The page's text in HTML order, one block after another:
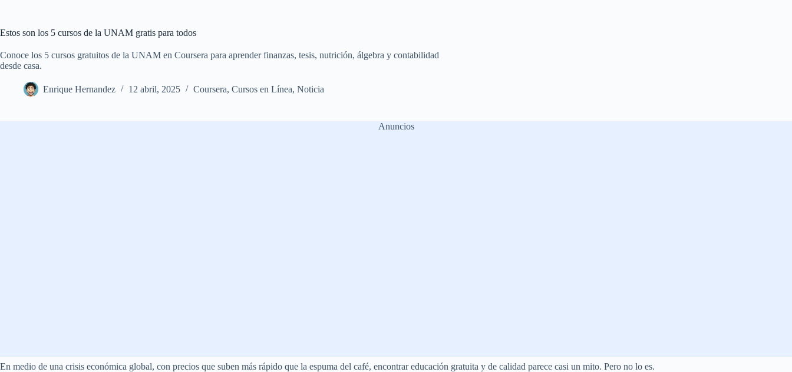
Estos son los 5 cursos de la UNAM gratis para todos
Conoce los 5 cursos gratuitos de la UNAM en Coursera para aprender finanzas, tesis, nutrición, álgebra y contabilidad
desde casa.
Enrique Hernandez 12 abril, 2025 Coursera, Cursos en Línea, Noticia
Anuncios
En medio de una crisis económica global, con precios que suben más rápido que la espuma del café, encontrar educación gratuita y de calidad parece casi un mito. Pero no lo es.